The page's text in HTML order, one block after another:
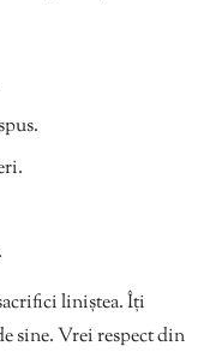
liniștea. Îți
sine. Vrei respect din